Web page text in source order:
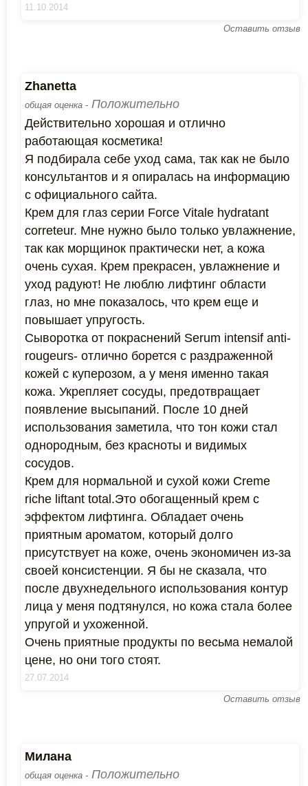
11.10.2014
Оставить отзыв
Zhanetta
общая оценка - Положительно
Действительно хорошая и отлично
работающая косметика!
Я подбирала себе уход сама, так как не было
консультантов и я опиралась на информацию
с официального сайта.
Крем для глаз серии Force Vitale hydratant
correteur. Мне нужно было только увлажнение,
так как морщинок практически нет, а кожа
очень сухая. Крем прекрасен, увлажнение и
уход радуют! Не люблю лифтинг области
глаз, но мне показалось, что крем еще и
повышает упругость.
Сыворотка от покраснений Serum intensif anti-
rougeurs- отлично борется с раздраженной
кожей с куперозом, а у меня именно такая
кожа. Укрепляет сосуды, предотвращает
появление высыпаний. После 10 дней
использования заметила, что тон кожи стал
однородным, без красноты и видимых
сосудов.
Крем для нормальной и сухой кожи Creme
riche liftant total.Это обогащенный крем с
эффектом лифтинга. Обладает очень
приятным ароматом, который долго
присутствует на коже, очень экономичен из-за
своей консистенции. Я бы не сказала, что
после двухнедельного использования контур
лица у меня подтянулся, но кожа стала более
упругой и ухоженной.
Очень приятные продукты по весьма немалой
цене, но они того стоят.
27.07.2014
Оставить отзыв
Милана
общая оценка - Положительно